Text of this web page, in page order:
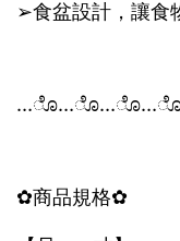
➢食盆設計，讓食
✿商品規格✿